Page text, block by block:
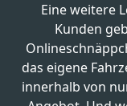
Eine weitere
Kunden
das eigene
innerhalb von